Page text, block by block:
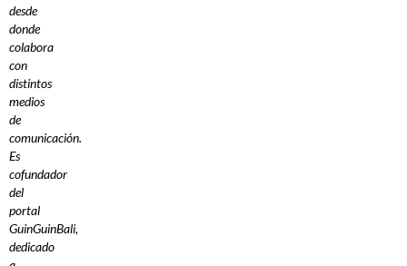
desde
donde
colabora
con
distintos
medios
de
comunicación.
Es
cofundador
del
portal
GuinGuinBali,
dedicado